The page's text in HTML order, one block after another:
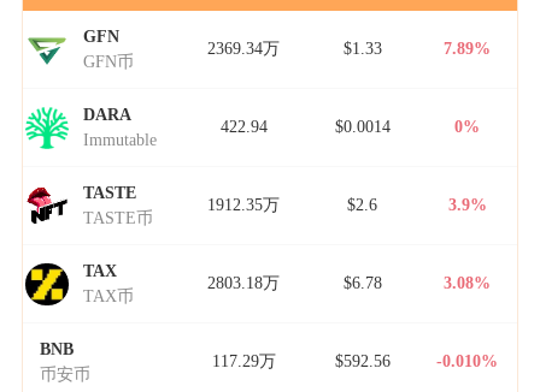
GFN
GFN币
2369.34万 $1.33 7.89%
DARA
Immutable
422.94 $0.0014 0%
TASTE
TASTE币
1912.35万 $2.6 3.9%
TAX
TAX币
2803.18万 $6.78 3.08%
BNB
币安币
117.29万 $592.56 -0.010%